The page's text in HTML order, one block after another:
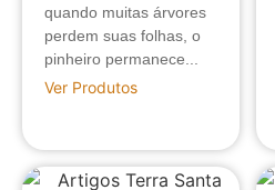
quando muitas árvores
perdem suas folhas, o
pinheiro permanece...
Ver Produtos